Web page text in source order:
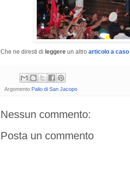
Che ne diresti di leggere un altro articolo a caso
Argomento Palio di San Jacopo
Nessun commento:
Posta un commento